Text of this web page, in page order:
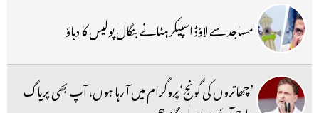
مساجد سے لاؤڈ اسپیکر ہٹانے بنگال پولیس کا دباؤ
’چھاتروں کی گونج‘پروگرام میں آ رہا ہوں، آپ بھی پریاگ